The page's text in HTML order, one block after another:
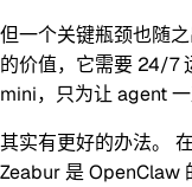
但一个关键瓶颈也随之
的价值，它需要 24/7
mini，只为让 agent 一
其实有更好的办法。
Zeabur 是 OpenClaw